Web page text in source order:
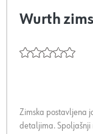
Wurth
Zimska postavljena
detaljima. Spoljašnji